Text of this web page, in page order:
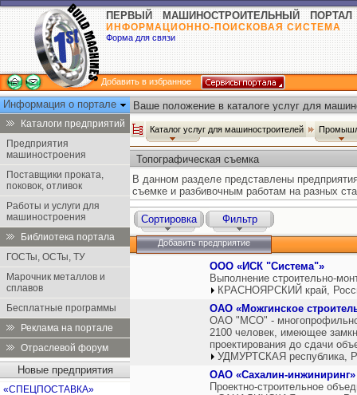
ПЕРВЫЙ МАШИНОСТРОИТЕЛЬНЫЙ ПОРТАЛ
ИНФОРМАЦИОННО-ПОИСКОВАЯ СИСТЕМА
Форма для связи
Добавить в избранное
Информация о портале
Каталоги предприятий
Предприятия
машиностроения
Поставщики проката,
поковок, отливок
Работы и услуги для
машиностроения
Библиотека портала
ГОСТы, ОСТы, ТУ
Марочник металлов и
сплавов
Бесплатные программы
Реклама на портале
Отраслевой форум
Новые предприятия
«СПЕЦПОСТАВКА»
Ваше положение в каталоге услуг для
Каталог услуг для машиностроителей
Топографическая съемка
В данном разделе представлены
съемке и разбивочным работам на разных
Сортировка Фильтр
Добавить предприятие
ООО «ИСК "Система"»
Выполнение строительно-
КРАСНОЯРСКИЙ край,
ОАО «Можгинское
ОАО "МСО" -
2100 человек, имеющее
проектирования до сдачи
УДМУРТСКАЯ республика,
ОАО «Сахалин-инжиниринг»
Проектно-строительное